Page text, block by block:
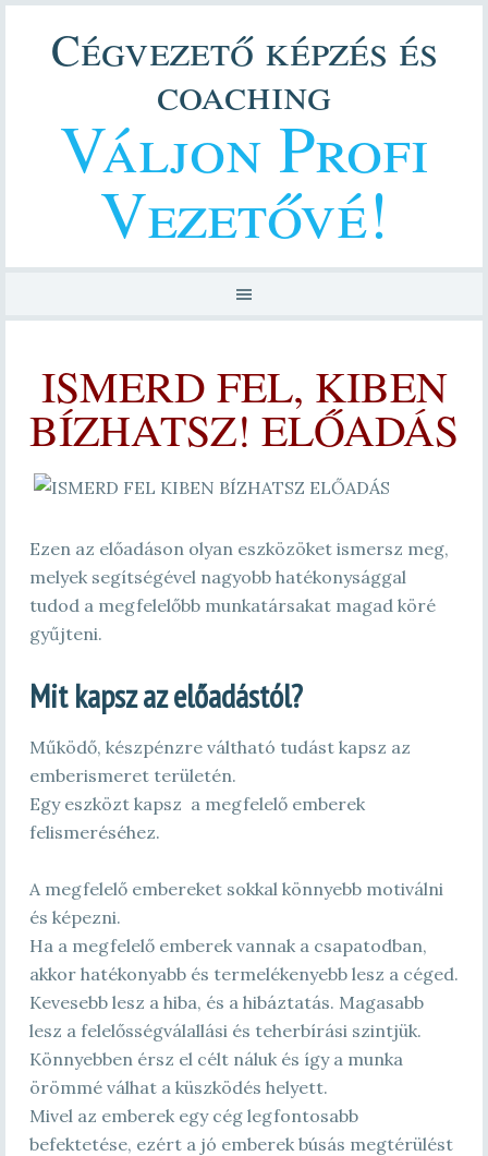
Cégvezető képzés és
coaching
Váljon Profi
Vezetővé!
ISMERD FEL, KIBEN
BÍZHATSZ! ELŐADÁS
Ezen az előadáson olyan eszközöket ismersz meg,
melyek segítségével nagyobb hatékonysággal
tudod a megfelelőbb munkatársakat magad köré
gyűjteni.
Mit kapsz az előadástól?
Működő, készpénzre váltható tudást kapsz az
emberismeret területén.
Egy eszközt kapsz a megfelelő emberek
felismeréséhez.
A megfelelő embereket sokkal könnyebb motiválni
és képezni.
Ha a megfelelő emberek vannak a csapatodban,
akkor hatékonyabb és termelékenyebb lesz a céged.
Kevesebb lesz a hiba, és a hibáztatás. Magasabb
lesz a felelősségválallási és teherbírási szintjük.
Könnyebben érsz el célt náluk és így a munka
örömmé válhat a küszködés helyett.
Mivel az emberek egy cég legfontosabb
befektetése, ezért a jó emberek búsás megtérülést